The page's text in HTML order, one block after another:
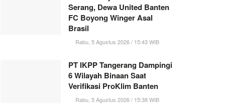
Serang, Dewa United Banten
FC Boyong Winger Asal
Brasil
Rabu, 5 Agustus 2026 / 15:43 WIB
PT IKPP Tangerang Dampingi
6 Wilayah Binaan Saat
Verifikasi ProKlim Banten
Rabu, 5 Agustus 2026 / 15:38 WIB